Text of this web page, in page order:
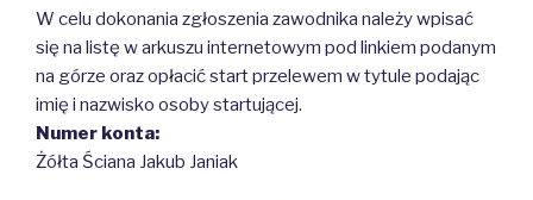
W celu dokonania zgłoszenia zawodnika należy wpisać
się na listę w arkuszu internetowym pod linkiem podanym
na górze oraz opłacić start przelewem w tytule podając
imię i nazwisko osoby startującej.
Numer konta:
Żółta Ściana Jakub Janiak